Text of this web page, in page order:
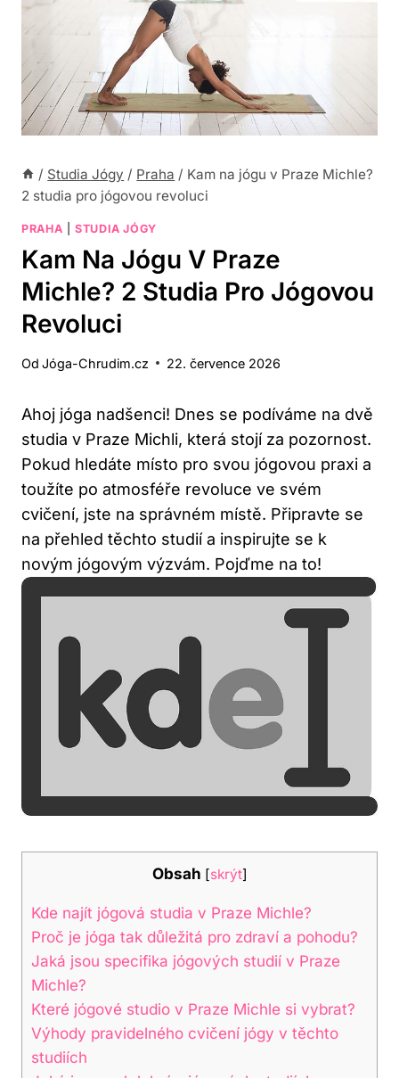
/ Studia Jógy / Praha / Kam na jógu v Praze Michle?
2 studia pro jógovou revoluci
PRAHA |STUDIA JÓGY
Kam Na Jógu V Praze
Michle? 2 Studia Pro Jógovou
Revoluci
Od Jóga-Chrudim.cz 22. července 2026
Ahoj jóga nadšenci! Dnes se podíváme na dvě
studia v Praze Michli, která stojí za pozornost.
Pokud hledáte místo pro svou jógovou praxi a
toužíte po atmosféře revoluce ve svém
cvičení, jste na správném místě. Připravte se
na přehled těchto studií a inspirujte se k
novým jógovým výzvám. Pojďme na to!
Obsah [skrýt]
Kde najít jógová studia v Praze Michle?
Proč je jóga tak důležitá pro zdraví a pohodu?
Jaká jsou specifika jógových studií v Praze
Michle?
Které jógové studio v Praze Michle si vybrat?
Výhody pravidelného cvičení jógy v těchto
studiích